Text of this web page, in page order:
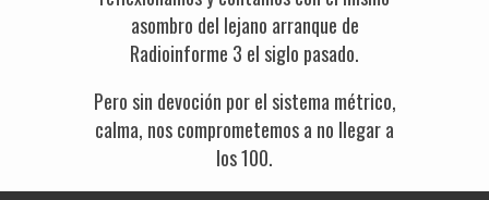
asombro del lejano arranque de
Radioinforme 3 el siglo pasado.
Pero sin devoción por el sistema métrico,
calma, nos comprometemos a no llegar a
los 100.